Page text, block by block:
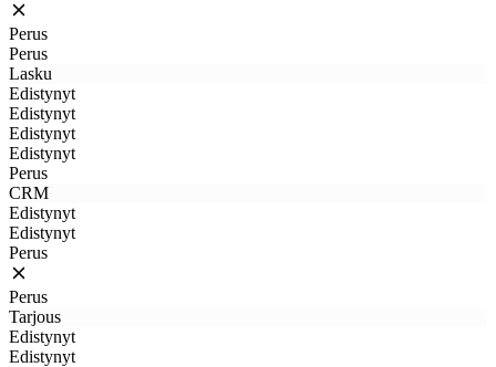
Perus
Perus
Lasku
Edistynyt
Edistynyt
Edistynyt
Edistynyt
Perus
CRM
Edistynyt
Edistynyt
Perus
Perus
Tarjous
Edistynyt
Edistynyt